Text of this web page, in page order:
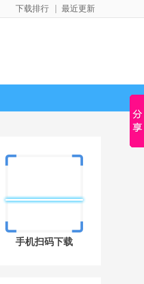
最近更新
下载排行
手机扫码下载